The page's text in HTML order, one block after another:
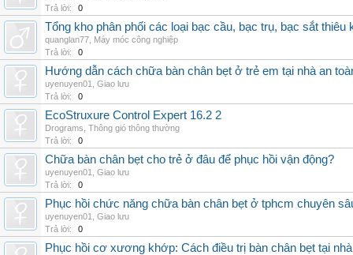
Trả lời:
0
Tổng kho phân phối các loại bạc cầu, bạc trụ, bạc sắt thiêu
quanglan77 Máy móc công nghiệp
Trả lời:
0
Hướng dẫn cách chữa bàn chân bẹt ở trẻ em tại nhà an
uyenuyen01
Giao lưu
Trả lời:
0
EcoStruxure Control Expert 16.2 2
Drograms Thông gió thông thường
Trả lời:
0
Chữa bàn chân bẹt cho trẻ ở đâu để phục hồi vận động?
uyenuyen01
Giao lưu
Trả lời:
0
Phục hồi chức năng chữa bàn chân bẹt ở tphcm chuyên
uyenuyen01
Giao lưu
Trả lời:
0
Phục hồi cơ xương khớp: Cách điều trị bàn chân bẹt tại